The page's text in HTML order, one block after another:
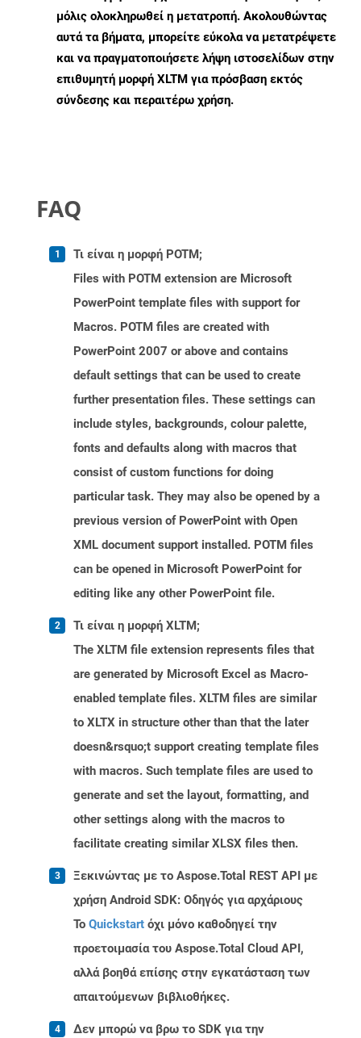
μόλις ολοκληρωθεί η μετατροπή. Ακολουθώντας
αυτά τα βήματα, μπορείτε εύκολα να μετατρέψετε
και να πραγματοποιήσετε λήψη ιστοσελίδων στην
επιθυμητή μορφή XLTM για πρόσβαση εκτός
σύνδεσης και περαιτέρω χρήση.
FAQ
Τι είναι η μορφή POTM;
Files with POTM extension are Microsoft
PowerPoint template files with support for
Macros. POTM files are created with
PowerPoint 2007 or above and contains
default settings that can be used to create
further presentation files. These settings can
include styles, backgrounds, colour palette,
fonts and defaults along with macros that
consist of custom functions for doing
particular task. They may also be opened by a
previous version of PowerPoint with Open
XML document support installed. POTM files
can be opened in Microsoft PowerPoint for
editing like any other PowerPoint file.
Τι είναι η μορφή XLTM;
The XLTM file extension represents files that
are generated by Microsoft Excel as Macro-
enabled template files. XLTM files are similar
to XLTX in structure other than that the later
doesn&rsquo;t support creating template files
with macros. Such template files are used to
generate and set the layout, formatting, and
other settings along with the macros to
facilitate creating similar XLSX files then.
Ξεκινώντας με το Aspose.Total REST API με
χρήση Android SDK: Οδηγός για αρχάριους
Το Quickstart όχι μόνο καθοδηγεί την
προετοιμασία του Aspose.Total Cloud API,
αλλά βοηθά επίσης στην εγκατάσταση των
απαιτούμενων βιβλιοθήκες.
Δεν μπορώ να βρω το SDK για την